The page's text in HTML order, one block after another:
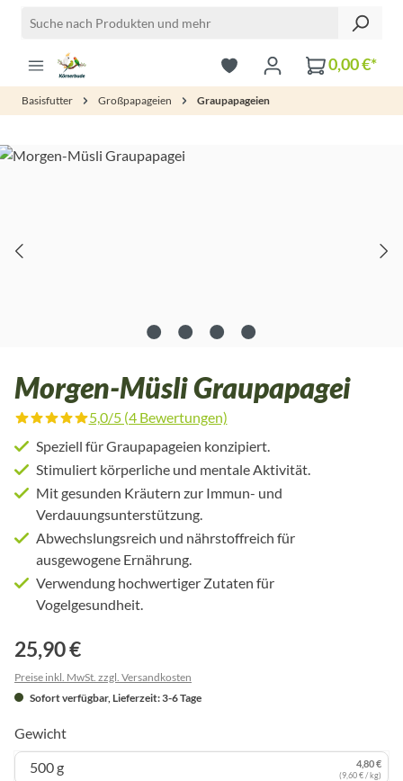
Zum Hauptinhalt springen
0,00 €*
Basisfutter Großpapageien Graupapageien
Bildergalerie überspringen
Morgen-Müsli Graupapagei
Durchschnittliche Bewertung von 5 von 5 Sternen
5,0/5 (4 Bewertungen)
Speziell für Graupapageien konzipiert.
Stimuliert körperliche und mentale Aktivität.
Mit gesunden Kräutern zur Immun- und
Verdauungsunterstützung.
Abwechslungsreich und nährstoffreich für
ausgewogene Ernährung.
Verwendung hochwertiger Zutaten für
Vogelgesundheit.
25,90 €
Preise inkl. MwSt. zzgl. Versandkosten
Sofort verfügbar, Lieferzeit: 3-6 Tage
Gewicht
500 g
4,80 €
(9,60 € / kg)